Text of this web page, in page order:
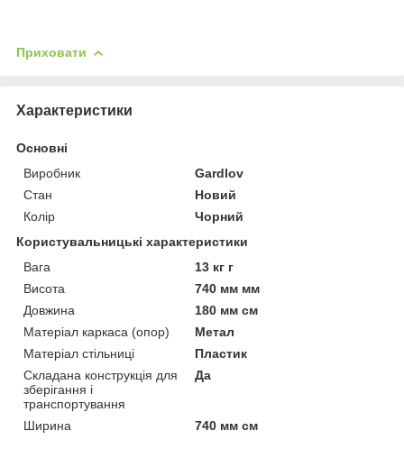
Приховати
Характеристики
Основні
Виробник
Gardlov
Стан
Новий
Колір
Чорний
Користувальницькі характеристики
Вага
13 кг г
Висота
740 мм мм
Довжина
180 мм см
Матеріал каркаса (опор)
Метал
Матеріал стільниці
Пластик
Складана конструкція для
зберігання і
транспортування
Да
Ширина 740 мм см